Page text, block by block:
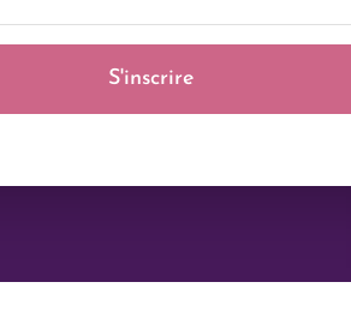
S'inscrire